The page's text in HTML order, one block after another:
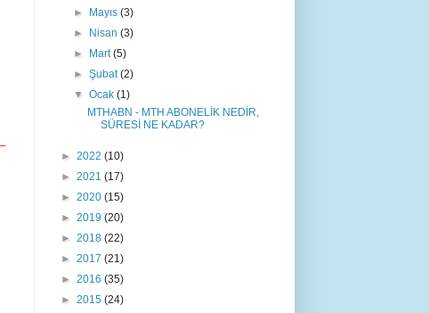
►
Mayıs(3)
►
Nisan(3)
►
Mart(5)
►Şubat(2)
▼Ocak(1)
MTHABN - MTH ABONELİK NEDİR,
SÜRESİ NE KADAR?
► 2022 (10)
► 2021 (17)
► 2020 (15)
► 2019 (20)
► 2018 (22)
► 2017 (21)
► 2016 (35)
► 2015 (24)